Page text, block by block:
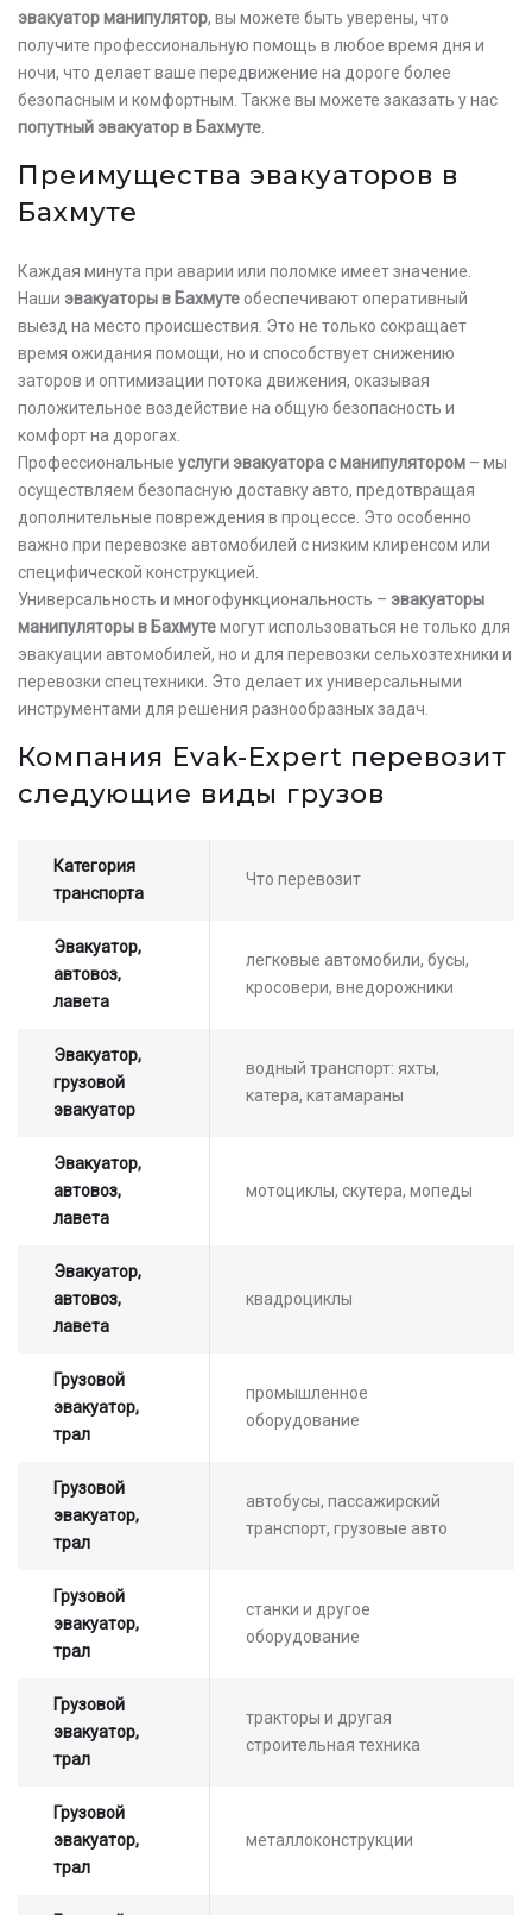
эвакуатор манипулятор, вы можете быть уверены, что
получите профессиональную помощь в любое время дня и
ночи, что делает ваше передвижение на дороге более
безопасным и комфортным. Также вы можете заказать у нас
попутный эвакуатор в Бахмуте
Преимущества эвакуаторов в
Бахмуте
Каждая минута при аварии или поломке имеет значение.
Наши эвакуаторы в Бахмуте обеспечивают оперативный
выезд на место происшествия. Это не только сокращает
время ожидания помощи, но и способствует снижению
заторов и оптимизации потока движения, оказывая
положительное воздействие на общую безопасность и
комфорт на дорогах.
Профессиональные услуги эвакуатора с манипулятором – мы
осуществляем безопасную доставку авто, предотвращая
дополнительные повреждения в процессе. Это особенно
важно при перевозке автомобилей с низким клиренсом или
специфической конструкцией.
Универсальность и многофункциональность – эвакуаторы
манипуляторы в Бахмутемогут использоваться не только для
эвакуации автомобилей, но и для перевозки сельхозтехники и
перевозки спецтехники. Это делает их универсальными
инструментами для решения разнообразных задач.
Компания Evak-Expert перевозит
следующие виды грузов
Категория
транспорта
Что перевозит
Эвакуатор,
автовоз,
лавета
легковые автомобили, бусы,
кросовери, внедорожники
Эвакуатор,
грузовой
эвакуатор
водный транспорт: яхты,
катера, катамараны
Эвакуатор,
автовоз,
лавета
мотоциклы, скутера, мопеды
Эвакуатор,
автовоз,
лавета
квадроциклы
Грузовой
эвакуатор,
трал
промышленное
оборудование
Грузовой
эвакуатор,
трал
автобусы, пассажирский
транспорт, грузовые авто
Грузовой
эвакуатор,
трал
станки и другое
оборудование
Грузовой
эвакуатор,
трал
тракторы и другая
строительная техника
Грузовой
эвакуатор,
трал
металлоконструкции